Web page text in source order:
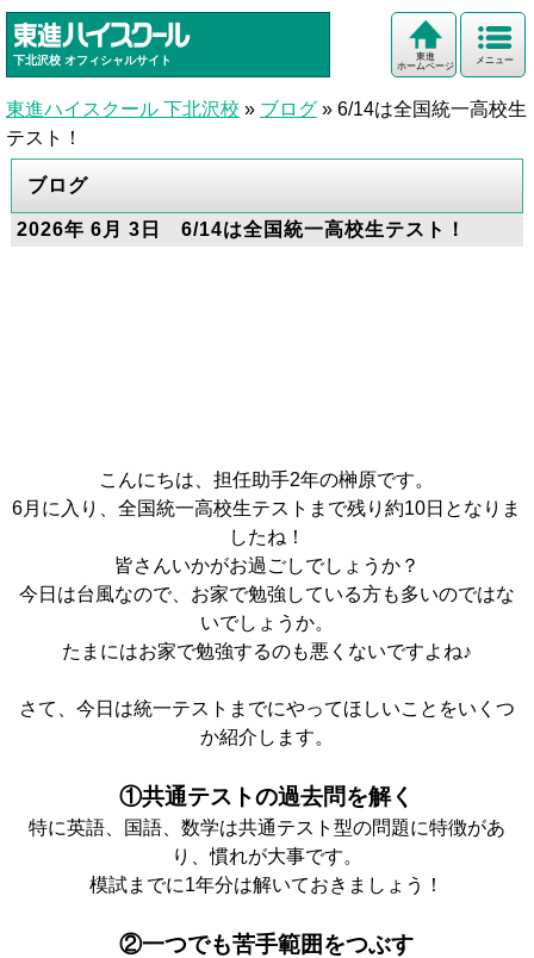
下北沢校 オフィシャルサイト メニュー
東進
ホームページ
東進ハイスクール 下北沢校 » ブログ » 6/14は全国統一高校生
テスト！
ブログ
2026年 6月 3日 6/14は全国統一高校生テスト！
こんにちは、担任助手2年の榊原です。
6月に入り、全国統一高校生テストまで残り約10日となりま
したね！
皆さんいかがお過ごしでしょうか？
今日は台風なので、お家で勉強している方も多いのではな
いでしょうか。
たまにはお家で勉強するのも悪くないですよね♪
さて、今日は統一テストまでにやってほしいことをいくつ
か紹介します。
①共通テストの過去問を解く
特に英語、国語、数学は共通テスト型の問題に特徴があ
り、慣れが大事です。
模試までに1年分は解いておきましょう！
②一つでも苦手範囲をつぶす